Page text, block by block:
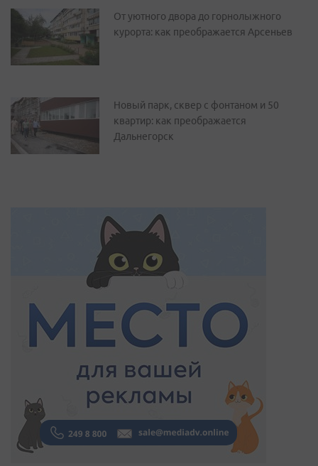
От уютного двора до горнолыжного
курорта: как преображается Арсеньев
Новый парк, сквер с фонтаном и 50
квартир: как преображается
Дальнегорск